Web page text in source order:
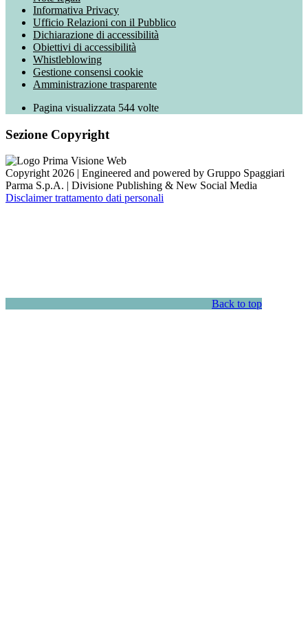
Informativa Privacy
Ufficio Relazioni con il Pubblico
Dichiarazione di accessibilità
Obiettivi di accessibilità
Whistleblowing
Gestione consensi cookie
Amministrazione trasparente
Pagina visualizzata 544 volte
Sezione Copyright
Copyright 2026 | Engineered and powered by Gruppo Spaggiari
Parma S.p.A. | Divisione Publishing & New Social Media
Disclaimer trattamento dati personali
Back to top